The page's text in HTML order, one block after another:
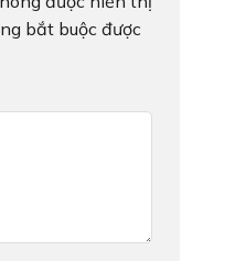
bắt buộc được